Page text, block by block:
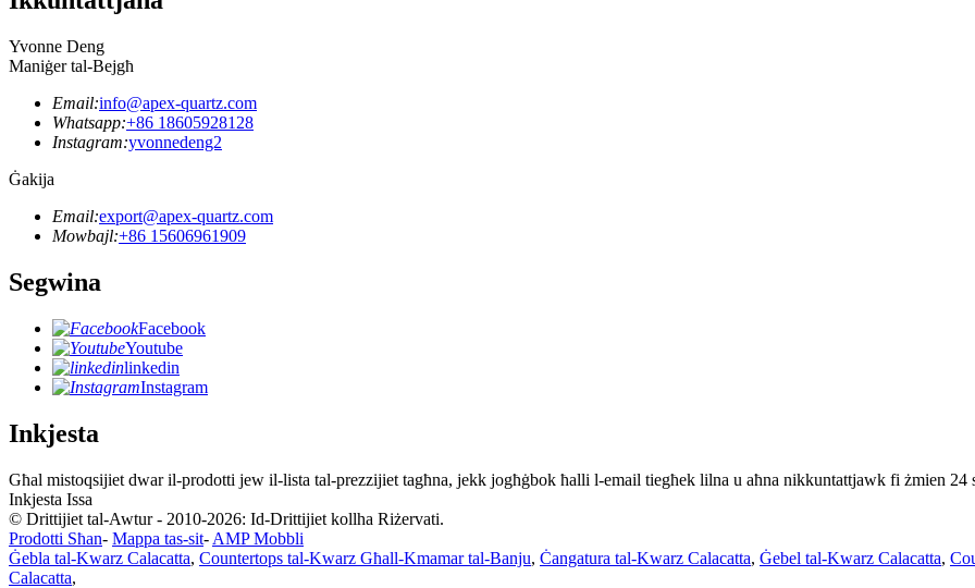
Yvonne Deng
Maniġer tal-Bejgħ
Email:info@apex-quartz.com
Whatsapp:+86 18605928128
Instagram:yvonnedeng2
Ġakija
Email:export@apex-quartz.com
Mowbajl:+86 15606961909
Segwina
Facebook
Youtube
linkedin
Instagram
Inkjesta
Għal mistoqsijiet dwar il-prodotti jew il-lista tal-prezzijiet tagħna, jekk jogħġbok ħalli l-email tiegħek lilna u aħna nikkuntattjawk fi żmien 24
Inkjesta Issa
© Drittijiet tal-Awtur - 2010-2026: Id-Drittijiet kollha Riżervati.
Prodotti Sħan- Mappa tas-sit- AMP Mobbli
Ġebla tal-Kwarz Calacatta, Countertops tal-Kwarz Għall-Kmamar tal-Banju, Ċangatura tal-Kwarz Calacatta, Ġebel tal-Kwarz Calacatta,
Calacatta,